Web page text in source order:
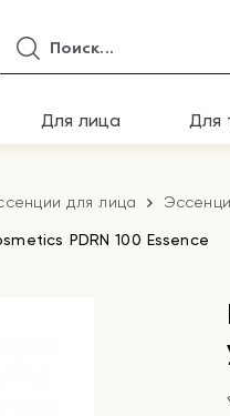
Для лица Для
для лица
PDRN 100 Essence